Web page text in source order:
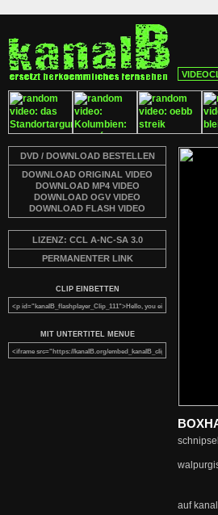
DVD / DOWNLOAD BESTELLEN
DOWNLOAD ORIGINAL VIDEO
DOWNLOAD MP4 VIDEO
DOWNLOAD OGV VIDEO
DOWNLOAD FLASH VIDEO
LIZENZ: CCL A-NC-SA 3.0
PERMANENTER LINK
CLIP EINBETTEN
MIT UNTERTITEL MENUE
auf